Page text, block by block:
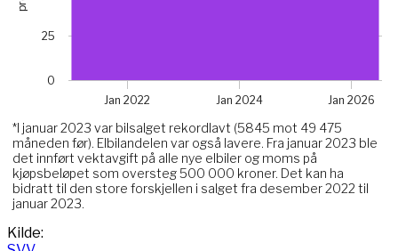
Chart annotations summary
*I januar 2023 var bilsalget rekordlavt (5845 mot 49 475
måneden før). Elbilandelen var også lavere. Fra januar 2023 ble
det innført vektavgift på alle nye elbiler og moms på
kjøpsbeløpet som oversteg 500 000 kroner. Det kan ha
bidratt til den store forskjellen i salget fra desember 2022 til
januar 2023.
Jan 2022 Jan 2024 Jan 2026
0
25
End of interactive chart.
Kilde: